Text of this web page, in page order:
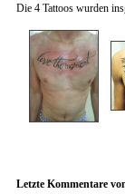
Die 4 Tattoos wurden
Letzte Kommentare